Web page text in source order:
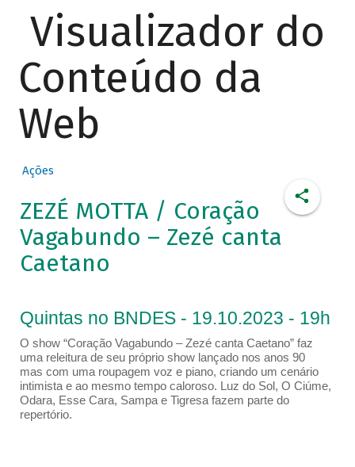
Visualizador do
Conteúdo da
Web
Ações
ZEZÉ MOTTA / Coração
Vagabundo – Zezé canta
Caetano
Quintas no BNDES - 19.10.2023 - 19h
O show “Coração Vagabundo – Zezé canta Caetano” faz
uma releitura de seu próprio show lançado nos anos 90
mas com uma roupagem voz e piano, criando um cenário
intimista e ao mesmo tempo caloroso. Luz do Sol, O Ciúme,
Odara, Esse Cara, Sampa e Tigresa fazem parte do
repertório.